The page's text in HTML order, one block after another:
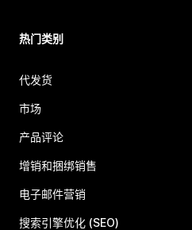
热门类别
代发货
市场
产品评论
增销和捆绑销售
电子邮件营销
搜索引擎优化 (SEO)